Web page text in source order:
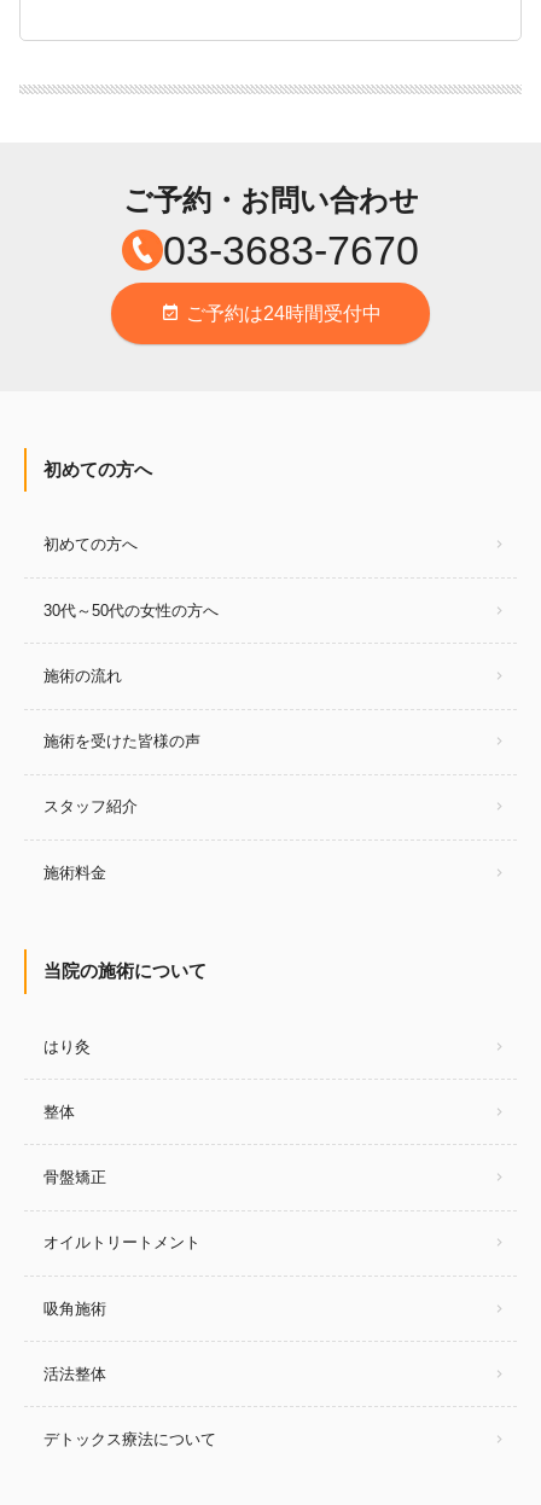
ご予約・お問い合わせ
03-3683-7670
event_available ご予約は24時間受付中
初めての方へ
初めての方へ
30代～50代の女性の方へ
施術の流れ
施術を受けた皆様の声
スタッフ紹介
施術料金
当院の施術について
はり灸
整体
骨盤矯正
オイルトリートメント
吸角施術
活法整体
デトックス療法について